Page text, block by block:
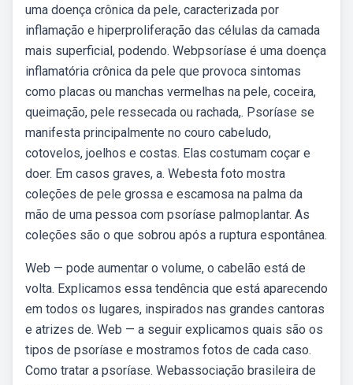
uma doença crônica da pele, caracterizada por
inflamação e hiperproliferação das células da camada
mais superficial, podendo. Webpsoríase é uma doença
inflamatória crônica da pele que provoca sintomas
como placas ou manchas vermelhas na pele, coceira,
queimação, pele ressecada ou rachada,. Psoríase se
manifesta principalmente no couro cabeludo,
cotovelos, joelhos e costas. Elas costumam coçar e
doer. Em casos graves, a. Webesta foto mostra
coleções de pele grossa e escamosa na palma da
mão de uma pessoa com psoríase palmoplantar. As
coleções são o que sobrou após a ruptura espontânea.
Web — pode aumentar o volume, o cabelão está de
volta. Explicamos essa tendência que está aparecendo
em todos os lugares, inspirados nas grandes cantoras
e atrizes de. Web — a seguir explicamos quais são os
tipos de psoríase e mostramos fotos de cada caso.
Como tratar a psoríase. Webassociação brasileira de